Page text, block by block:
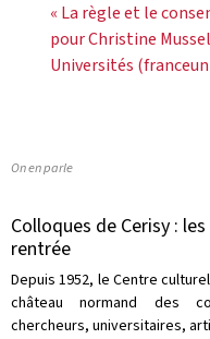
« La règle et le
pour Christine
Universités
On en parle
Colloques de Cerisy :
rentrée
Depuis 1952, le Centre
château normand des
chercheurs, universitaires,